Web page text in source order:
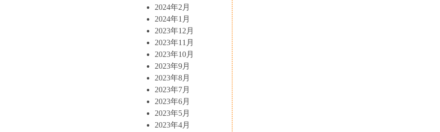
2024年2月
2024年1月
2023年12月
2023年11月
2023年10月
2023年9月
2023年8月
2023年7月
2023年6月
2023年5月
2023年4月